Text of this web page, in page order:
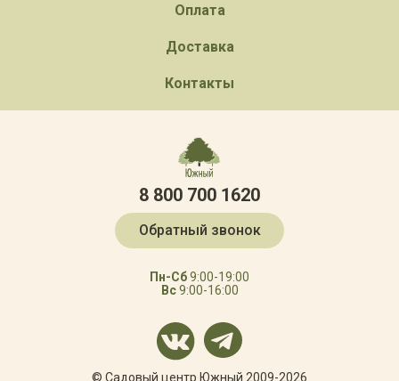
Оплата
Доставка
Контакты
8 800 700 1620
Обратный звонок
Пн-Сб9:00-19:00
Вс9:00-16:00
© Садовый центр Южный 2009-2026